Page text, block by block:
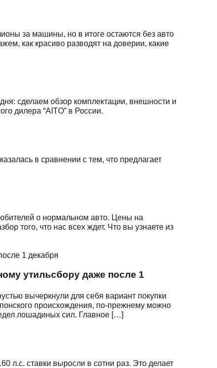
за машины, но в итоге остаются без авто
как красиво разводят на доверии, какие
сделаем обзор комплектации, внешности и
дилера “AITO” в России.
в сравнении с тем, что предлагает
о нормальном авто. Цены на
того, что нас всех ждет. Что вы узнаете из
утильсбору даже после 1
вычеркнули для себя вариант покупки
происхождения, по-прежнему можно
лошадиных сил. Главное […]
л.с. ставки выросли в сотни раз. Это делает